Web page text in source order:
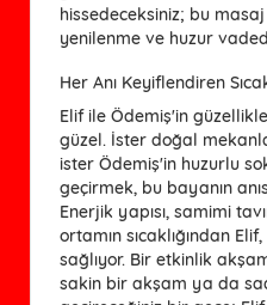
hissedeceksiniz; bu
yenilenme ve huzur
Her Anı Keyiflendiren
Elif ile Ödemiş'in
güzel. İster doğal
ister Ödemiş'in huzurlu
geçirmek, bu bayanın
Enerjik yapısı, samimi
ortamın sıcaklığından
sağlıyor. Bir etkinlik
sakin bir akşam ya da